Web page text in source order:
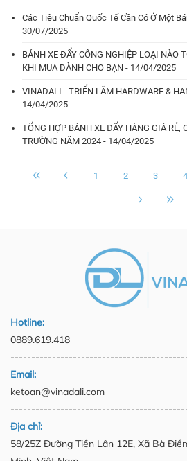
Các Tiêu Chuẩn Quốc Tế Cần Có Ở Một
30/07/2025
BÁNH XE ĐẨY CÔNG NGHIỆP LOẠI NÀO
KHI MUA DÀNH CHO BẠN - 14/04/2025
VINADALI - TRIỂN LÃM HARDWARE &
14/04/2025
TỔNG HỢP BÁNH XE ĐẨY HÀNG GIÁ RẺ,
TRƯỜNG NĂM 2024 - 14/04/2025
1 2 3 4
Hotline:
0889.619.418
Email:
ketoan@vinadali.com
Địa chỉ:
58/25Z Đường Tiền Lân 12E, Xã Bà